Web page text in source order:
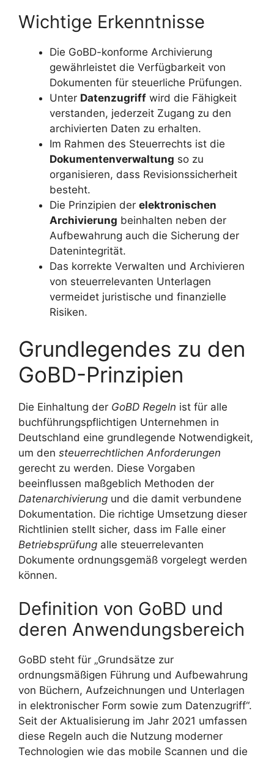
Wichtige Erkenntnisse
Die GoBD-konforme Archivierung
gewährleistet die Verfügbarkeit von
Dokumenten für steuerliche Prüfungen.
Unter Datenzugriff wird die Fähigkeit
verstanden, jederzeit Zugang zu den
archivierten Daten zu erhalten.
Im Rahmen des Steuerrechts ist die
Dokumentenverwaltung so zu
organisieren, dass Revisionssicherheit
besteht.
Die Prinzipien der elektronischen
Archivierung beinhalten neben der
Aufbewahrung auch die Sicherung der
Datenintegrität.
Das korrekte Verwalten und Archivieren
von steuerrelevanten Unterlagen
vermeidet juristische und finanzielle
Risiken.
Grundlegendes zu den
GoBD-Prinzipien
Die Einhaltung der GoBD Regeln ist für alle
buchführungspflichtigen Unternehmen in
Deutschland eine grundlegende Notwendigkeit,
um den steuerrechtlichen Anforderungen
gerecht zu werden. Diese Vorgaben
beeinflussen maßgeblich Methoden der
Datenarchivierung und die damit verbundene
Dokumentation. Die richtige Umsetzung dieser
Richtlinien stellt sicher, dass im Falle einer
Betriebsprüfung alle steuerrelevanten
Dokumente ordnungsgemäß vorgelegt werden
können.
Definition von GoBD und
deren Anwendungsbereich
GoBD steht für „Grundsätze zur
ordnungsmäßigen Führung und Aufbewahrung
von Büchern, Aufzeichnungen und Unterlagen
in elektronischer Form sowie zum Datenzugriff“.
Seit der Aktualisierung im Jahr 2021 umfassen
diese Regeln auch die Nutzung moderner
Technologien wie das mobile Scannen und die